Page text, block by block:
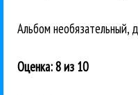
Альбом необязательный,
Оценка: 8 из 10